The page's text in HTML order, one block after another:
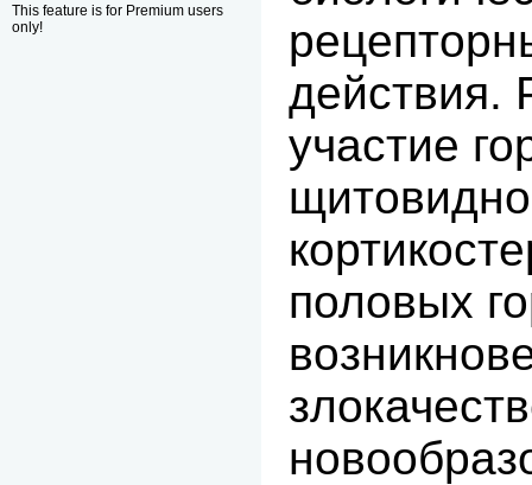
This feature is for Premium users
only!
действия.
участие
половых